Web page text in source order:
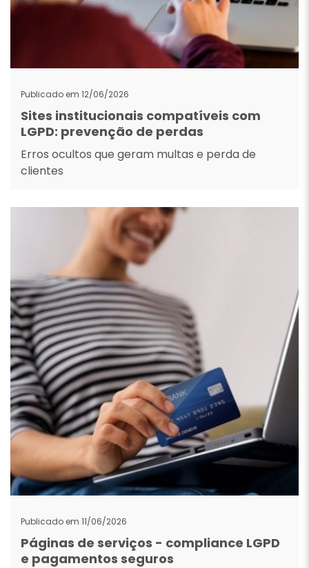
Publicado em 12/06/2026
Sites institucionais compatíveis com
LGPD: prevenção de perdas
Erros ocultos que geram multas e perda de
clientes
Publicado em 11/06/2026
Páginas de serviços - compliance LGPD
e pagamentos seguros